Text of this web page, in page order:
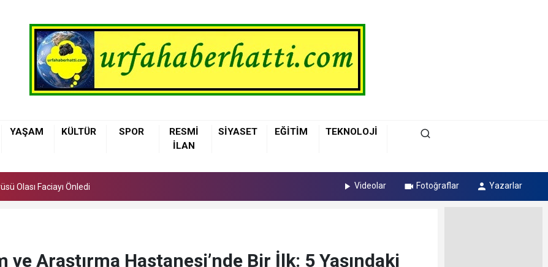
YAŞAM KÜLTÜR SPOR
RESMİ
İLAN
SİYASET EĞİTİM TEKNOLOJİ
Çocuklara Basketbol Eğitimi Veriyor
Olası Faciayı Önledi Videolar Fotoğraflar Yazarlar
ve Araştırma Hastanesi’nde Bir İlk: 5 Yaşındaki